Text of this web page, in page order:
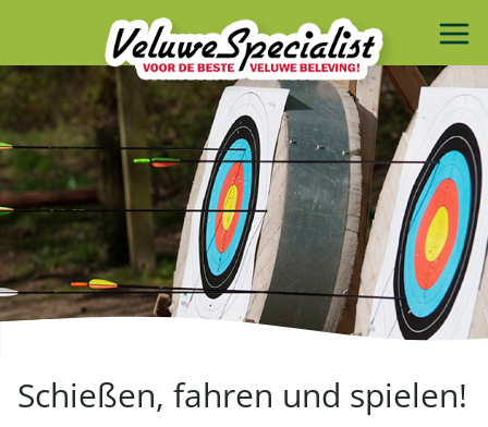
Schießen, fahren und spielen!